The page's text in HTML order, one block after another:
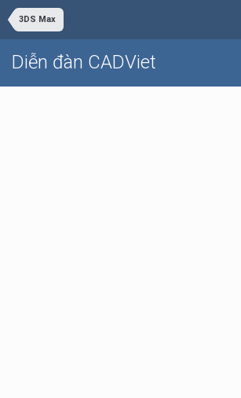
3DS Max
Diễn đàn CADViet